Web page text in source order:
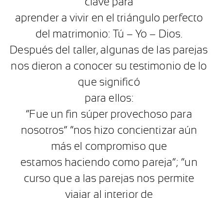
aprender a vivir en el triángulo perfecto
del matrimonio: Tú – Yo – Dios.
Después del taller, algunas de las parejas
nos dieron a conocer su testimonio de lo
que significó
para ellos:
“Fue un fin súper provechoso para
nosotros” “nos hizo concientizar aún
más el compromiso que
estamos haciendo como pareja”; “un
curso que a las parejas nos permite
viajar al interior de